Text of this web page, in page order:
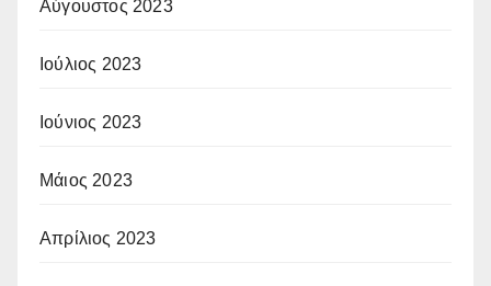
Αύγουστος 2023
Ιούλιος 2023
Ιούνιος 2023
Μάιος 2023
Απρίλιος 2023